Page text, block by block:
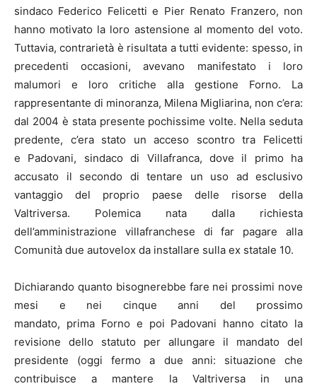
sindaco Federico Felicetti e Pier Renato Franzero, non
hanno motivato la loro astensione al momento del voto.
Tuttavia, contrarietà è risultata a tutti evidente: spesso, in
precedenti occasioni, avevano manifestato i loro
malumori e loro critiche alla gestione Forno. La
rappresentante di minoranza, Milena Migliarina, non c’era:
dal 2004 è stata presente pochissime volte. Nella seduta
predente, c’era stato un acceso scontro tra Felicetti
e Padovani, sindaco di Villafranca, dove il primo ha
accusato il secondo di tentare un uso ad esclusivo
vantaggio del proprio paese delle risorse della
Valtriversa. Polemica nata dalla richiesta
dell’amministrazione villafranchese di far pagare alla
Comunità due autovelox da installare sulla ex statale 10.
Dichiarando quanto bisognerebbe fare nei prossimi nove
mesi e nei cinque anni del prossimo
mandato, prima Forno e poi Padovani hanno citato la
revisione dello statuto per allungare il mandato del
presidente (oggi fermo a due anni: situazione che
contribuisce a mantere la Valtriversa in una